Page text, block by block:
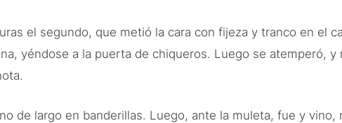
el segundo, que metió la cara con fijeza y tranco en el
yéndose a la puerta de chiqueros. Luego se atemperó,
de largo en banderillas. Luego, ante la muleta, fue y